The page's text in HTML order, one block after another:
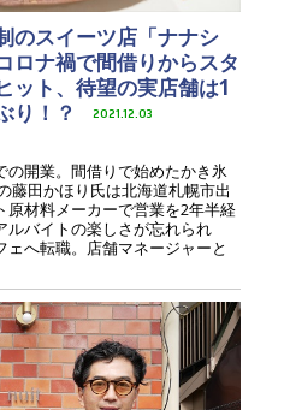
のスイーツ店「ナナシ
ロナ禍で間借りからスタ
ット、待望の実店舗は1
り！？
2021.12.03
の開業。間借りで始めたかき氷
藤田かほり氏は北海道札幌市出
材料メーカーで営業を2年半経
バイトの楽しさが忘れられ
へ転職。店舗マネージャーと